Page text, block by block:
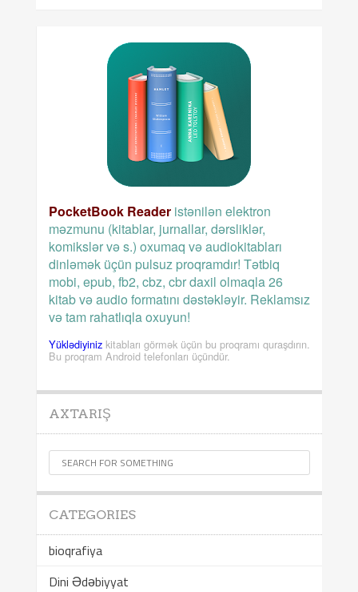
PocketBook Readeristənilən elektron
məzmunu (kitablar, jurnallar, dərsliklər,
komikslər və s.) oxumaq və audiokitabları
dinləmək üçün pulsuz proqramdır! Tətbiq
mobi, epub, fb2, cbz, cbr daxil olmaqla 26
kitab və audio formatını dəstəkləyir. Reklamsız
və tam rahatlıqla oxuyun!
Yüklədiyinizkitabları görmək üçün bu proqramı quraşdırın.
Bu proqram Android telefonları üçündür.
AXTARIŞ
CATEGORIES
bioqrafiya
Dini Ədəbiyyat